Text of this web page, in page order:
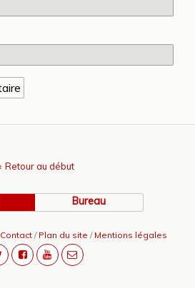
Retour au début
Bureau
Contact/ Plan du site / Mentions légales